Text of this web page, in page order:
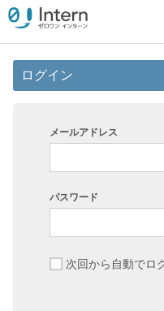
ログイン
メールアドレス
パスワード
次回から自動でロ